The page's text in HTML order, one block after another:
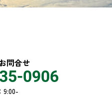
問合せ
0906
9:00-